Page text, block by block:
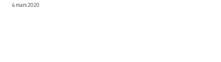
4 mars 2020